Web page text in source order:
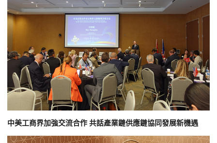
中美工商界加強交流合作 共話產業鏈供應鏈協同發展新機遇